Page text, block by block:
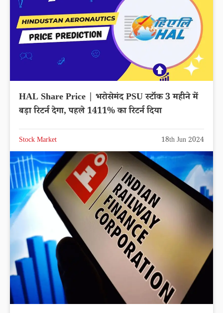
HAL Share Price | भरोसेमंद PSU स्टॉक 3 महीने में
बड़ा रिटर्न देगा, पहले 1411% का रिटर्न दिया
Stock Market 18th Jun 2024